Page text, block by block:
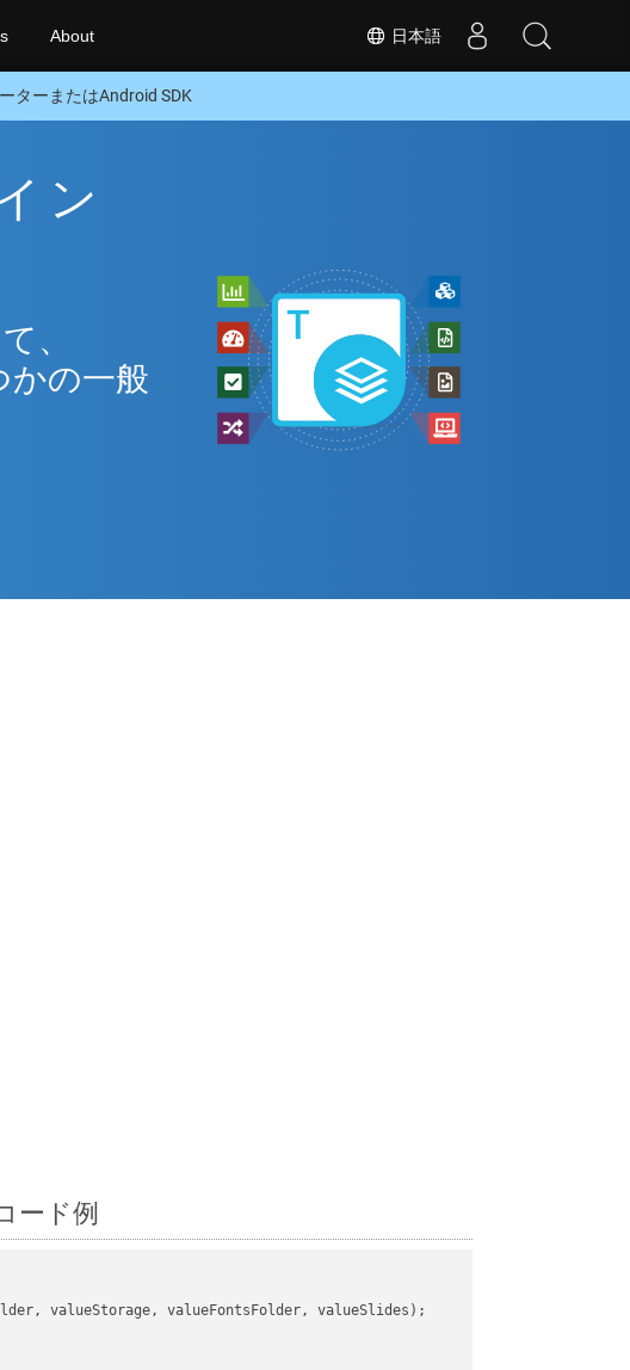
日本語
About
ターまたはAndroid SDK
ン
、
の一般
ード例
valueStorage, valueFontsFolder, valueSlides);